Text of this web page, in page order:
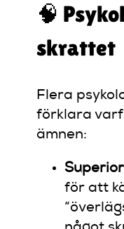
🧠
skrattet
Flera
förklara
ämnen:
för att